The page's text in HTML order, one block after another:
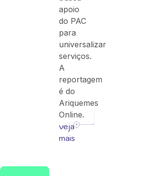
apoio
do PAC
para
universalizar
serviços.
A
reportagem
é do
Ariquemes
Online.
veja
mais